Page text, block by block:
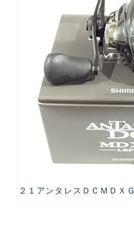
２１アンタレスＤＣＭＤＸＧ